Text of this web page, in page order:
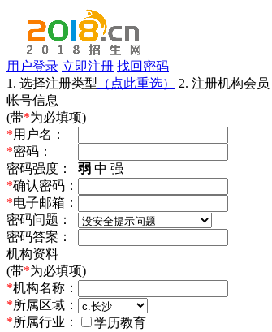
用户登录 立即注册 找回密码
1. 选择注册类型 （点此重选） 2. 注册机构会员
帐号信息
(带*为必填项)
*用户名：
*密码：
密码强度：
弱 中 强
*确认密码：
*电子邮箱：
密码问题：
密码答案：
机构资料
(带*为必填项)
*机构名称：
*所属区域：
*所属行业：
学历教育